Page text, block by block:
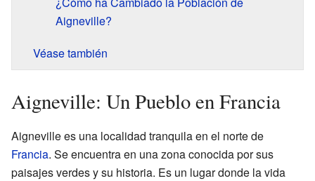
Aigneville?
Véase también
Aigneville: Un Pueblo en Francia
Aigneville es una localidad tranquila en el norte de
Francia. Se encuentra en una zona conocida por sus
paisajes verdes y su historia. Es un lugar donde la vida